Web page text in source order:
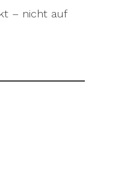
– nicht auf